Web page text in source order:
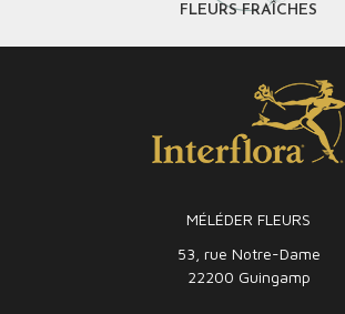
FLEURS FRAÎCHES
MÉLÉDER FLEURS
53, rue Notre-Dame
22200 Guingamp